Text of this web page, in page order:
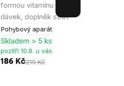
formou vitamínu K2 MK-7, 30
dávek, doplněk stravy
Pohybový aparát
Skladem > 5 ks
pozítří 10.8. u vás
186 Kč219 Kč